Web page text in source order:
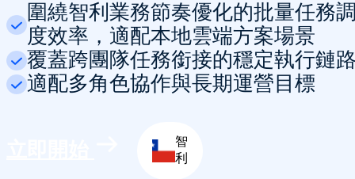
圍繞智利業務節奏優化的批量任務
度效率，適配本地雲端方案場景
覆蓋跨團隊任務銜接的穩定執行鏈
適配多角色協作與長期運營目標
智
利